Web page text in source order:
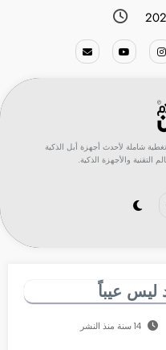
شاملة لأحدث أجهزة أبل الذكية
التقنية والأجهزة الذكية.
ليس عيباً
14 سنة منذ النشر